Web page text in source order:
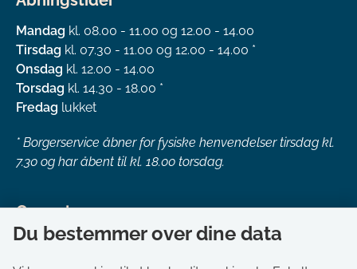
Mandag kl. 08.00 - 11.00 og 12.00 - 14.00
Tirsdag kl. 07.30 - 11.00 og 12.00 - 14.00 *
Onsdag kl. 12.00 - 14.00
Torsdag kl. 14.30 - 18.00 *
Fredag lukket
* Borgerservice åbner for fysiske henvendelser tirsdag kl.
7.30 og har åbent til kl. 18.00 torsdag.
Genveje
Du bestemmer over dine data